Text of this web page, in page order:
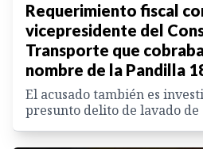
Requerimiento fiscal
vicepresidente del
Transporte que
nombre de la Pandilla
El acusado también es
presunto delito de lavado de